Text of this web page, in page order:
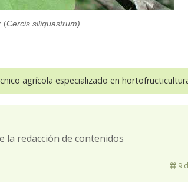
(Cercis siliquastrum)
agrícola especializado en
la redacción de contenidos
9